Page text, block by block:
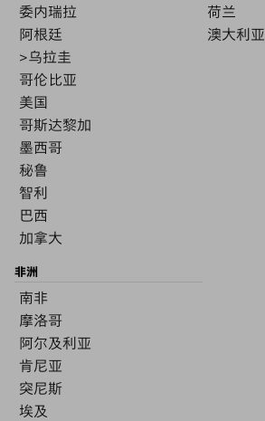
委内瑞拉
阿根廷
>乌拉圭
哥伦比亚
美国
哥斯达黎加
墨西哥
秘鲁
智利
巴西
加拿大
荷兰
澳大利亚
非洲
南非
摩洛哥
阿尔及利亚
肯尼亚
突尼斯
埃及